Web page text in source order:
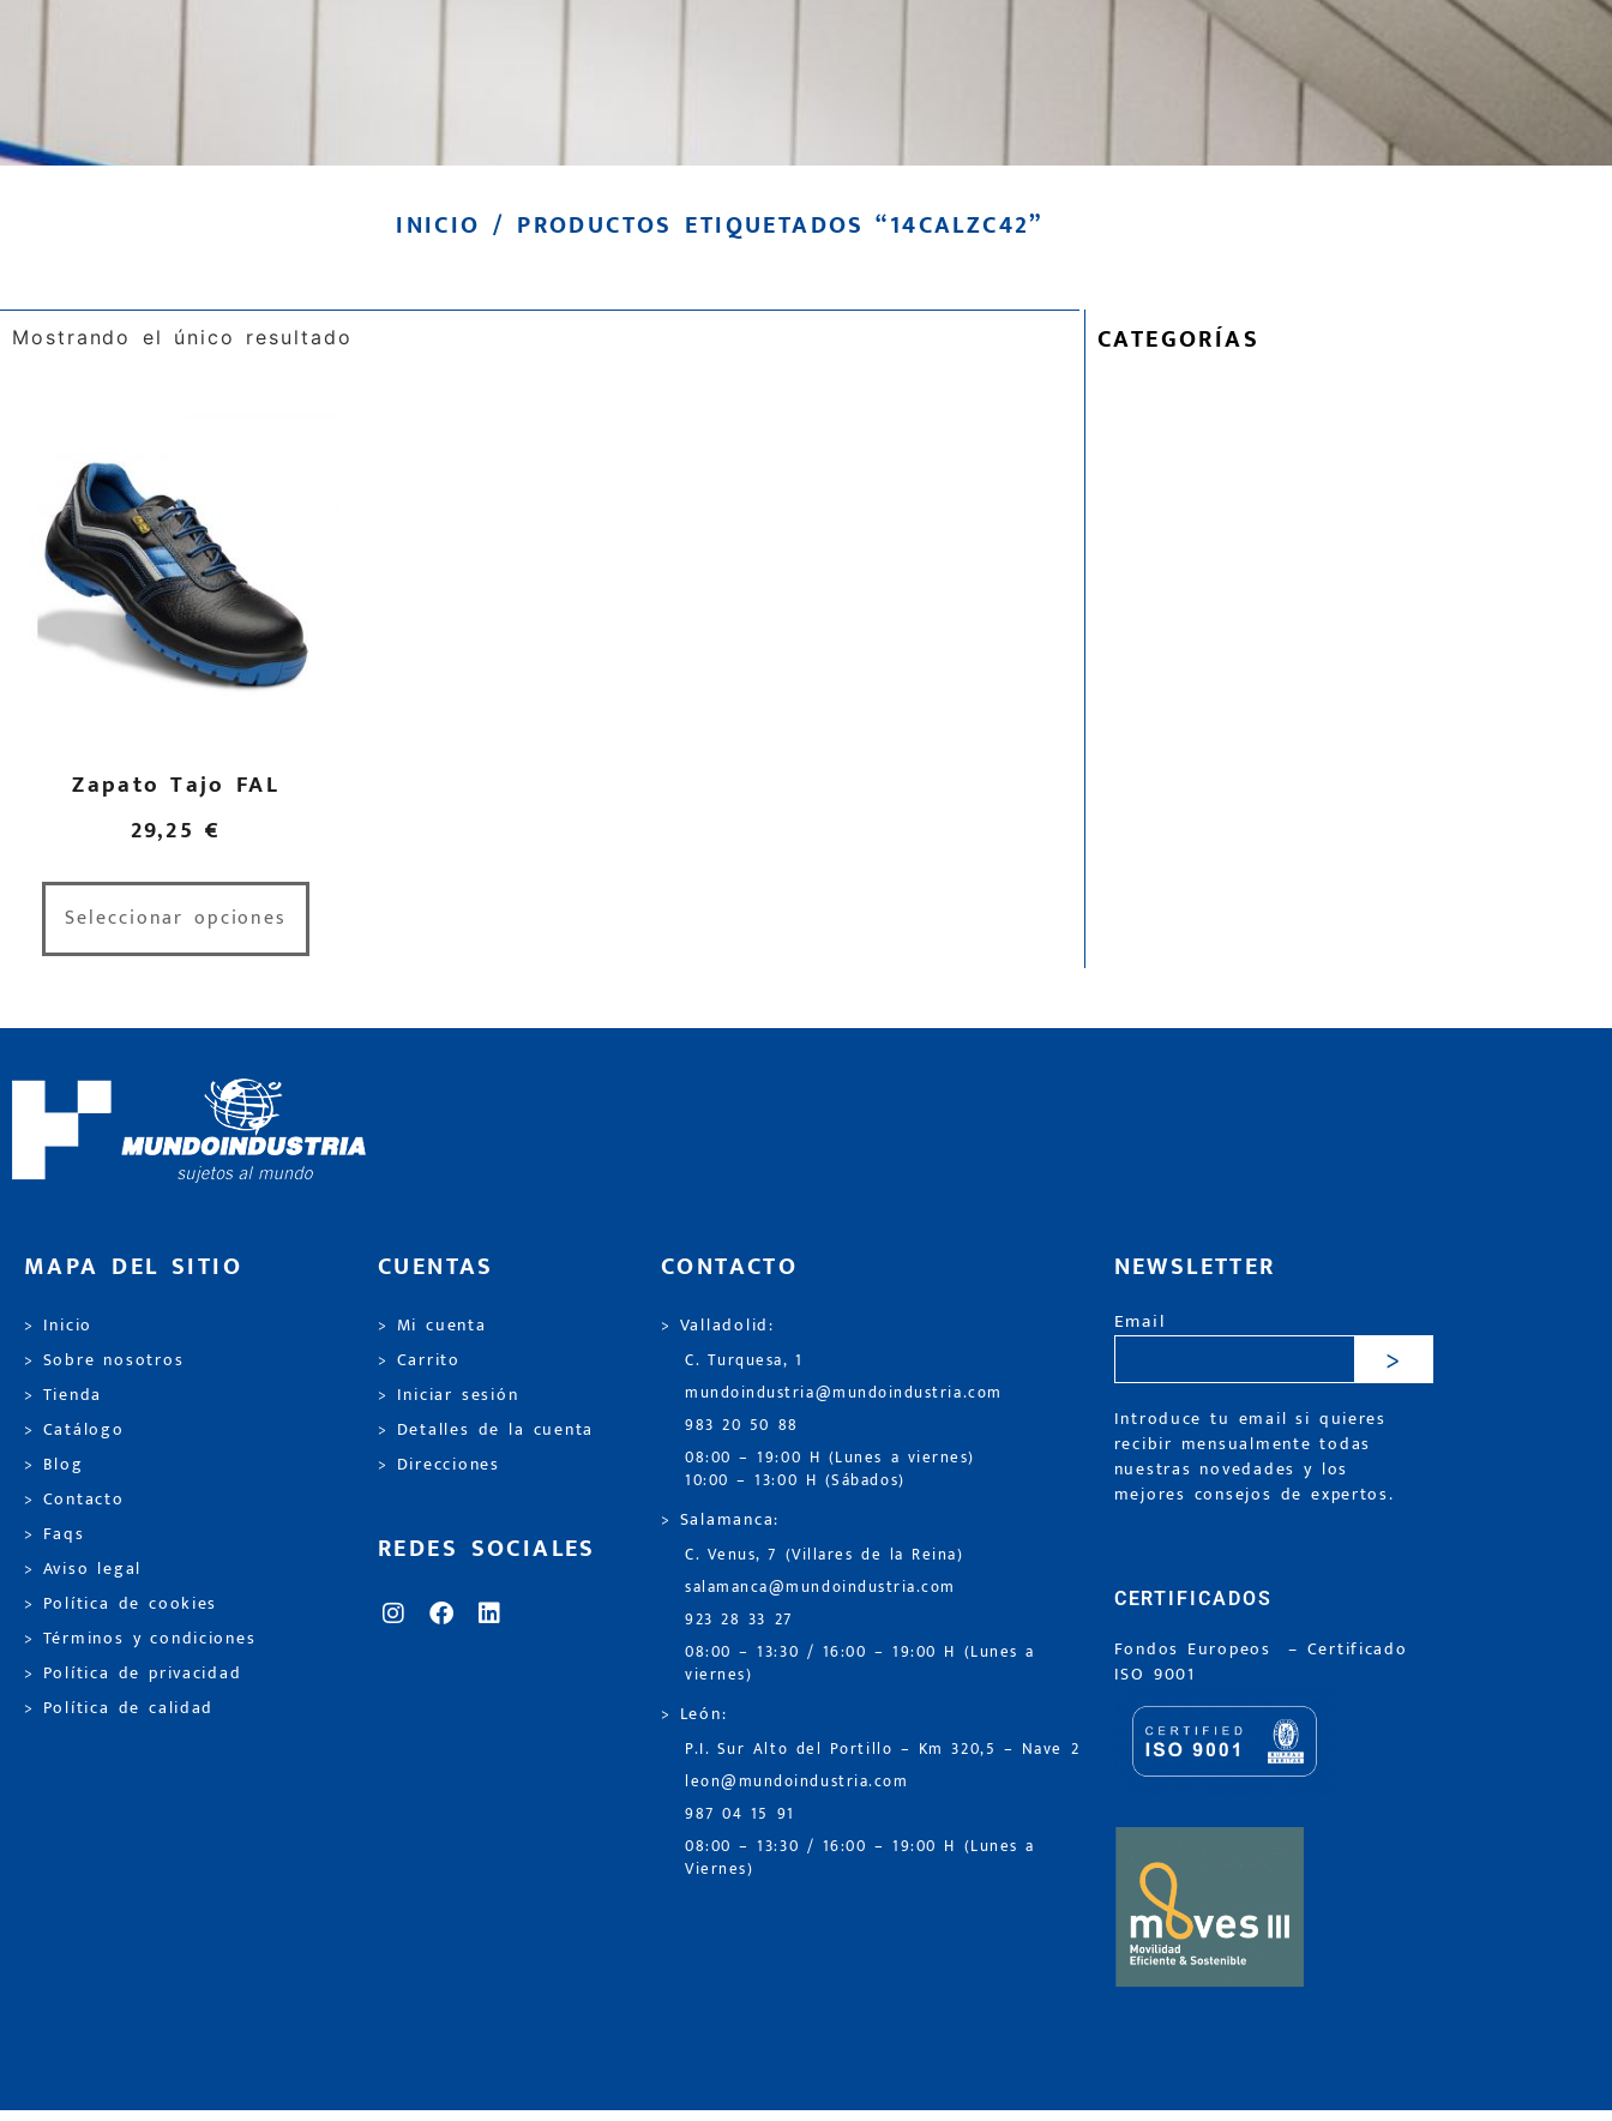
INICIO / PRODUCTOS ETIQUETADOS “14CALZC42”
Mostrando el único resultado
Zapato Tajo FAL
29,25€
Seleccionar opciones
CATEGORÍAS
MAPA DEL SITIO
> Inicio
> Sobre nosotros
> Tienda
> Catálogo
> Blog
> Contacto
> Faqs
> Aviso legal
> Política de cookies
> Términos y condiciones
> Política de privacidad
> Política de calidad
CUENTAS
> Mi cuenta
> Carrito
> Iniciar sesión
> Detalles de la cuenta
> Direcciones
REDES SOCIALES
CONTACTO
> Valladolid:
C. Turquesa, 1
mundoindustria@mundoindustria.com
983 20 50 88
08:00 – 19:00 H (Lunes a viernes)
10:00 – 13:00 H (Sábados)
> Salamanca:
C. Venus, 7 (Villares de la Reina)
salamanca@mundoindustria.com
923 28 33 27
08:00 – 13:30 / 16:00 – 19:00 H (Lunes a
viernes)
> León:
P.I. Sur Alto del Portillo – Km 320,5 – Nave 2
leon@mundoindustria.com
987 04 15 91
08:00 – 13:30 / 16:00 – 19:00 H (Lunes a
Viernes)
NEWSLETTER
Email
>
Introduce tu email si quieres
recibir mensualmente todas
nuestras novedades y los
mejores consejos de expertos.
CERTIFICADOS
Fondos Europeos – Certificado
ISO 9001